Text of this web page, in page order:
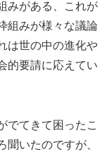
みがある、これが
組みが様々な議論
は世の中の進化や
的要請に応えてい
でてきて困ったこ
聞いたのですが、